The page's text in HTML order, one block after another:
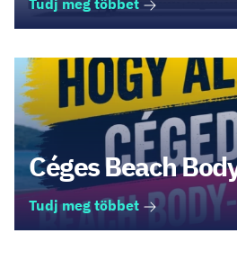
Tudj meg többet
Céges Beach
Tudj meg többet